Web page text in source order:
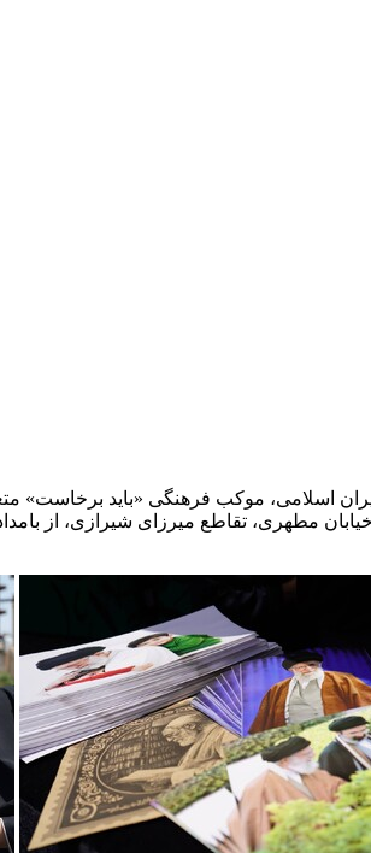
اسلامی، موکب فرهنگی «باید برخاست»